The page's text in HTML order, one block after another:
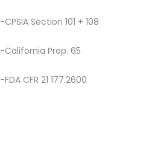
-CPSIA Section 101 + 108
-California Prop. 65
-FDA CFR 21 177.2600